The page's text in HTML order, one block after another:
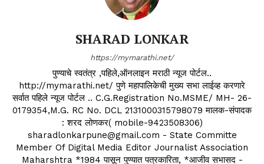
SHARAD LONKAR
https://mymarathi.net/
पुण्याचे स्वतंत्र ,पहिले,ऑनलाइन मराठी न्यूज पोर्टल..
http://mymarathi.net/ पुणे महापालिकेची मुख्य सभा लाईव्ह करणारे
सर्वात पहिले न्यूज पोर्टल .. C.G.Registration No.MSME/ MH- 26-
0179354,M.G. RC No. DCL 2131000315798079 मालक-संपादक
: शरद लोणकर( mobile-9423508306)
sharadlonkarpune@gmail.com - State Committe
Member Of Digital Media Editor Journalist Association
Maharshtra *1984 पासून पुण्यात पत्रकारिता, *आजीव सभासद -